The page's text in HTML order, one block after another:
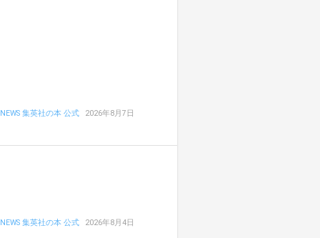
NEWS 集英社の本 公式 2026年8月7日
NEWS 集英社の本 公式 2026年8月4日